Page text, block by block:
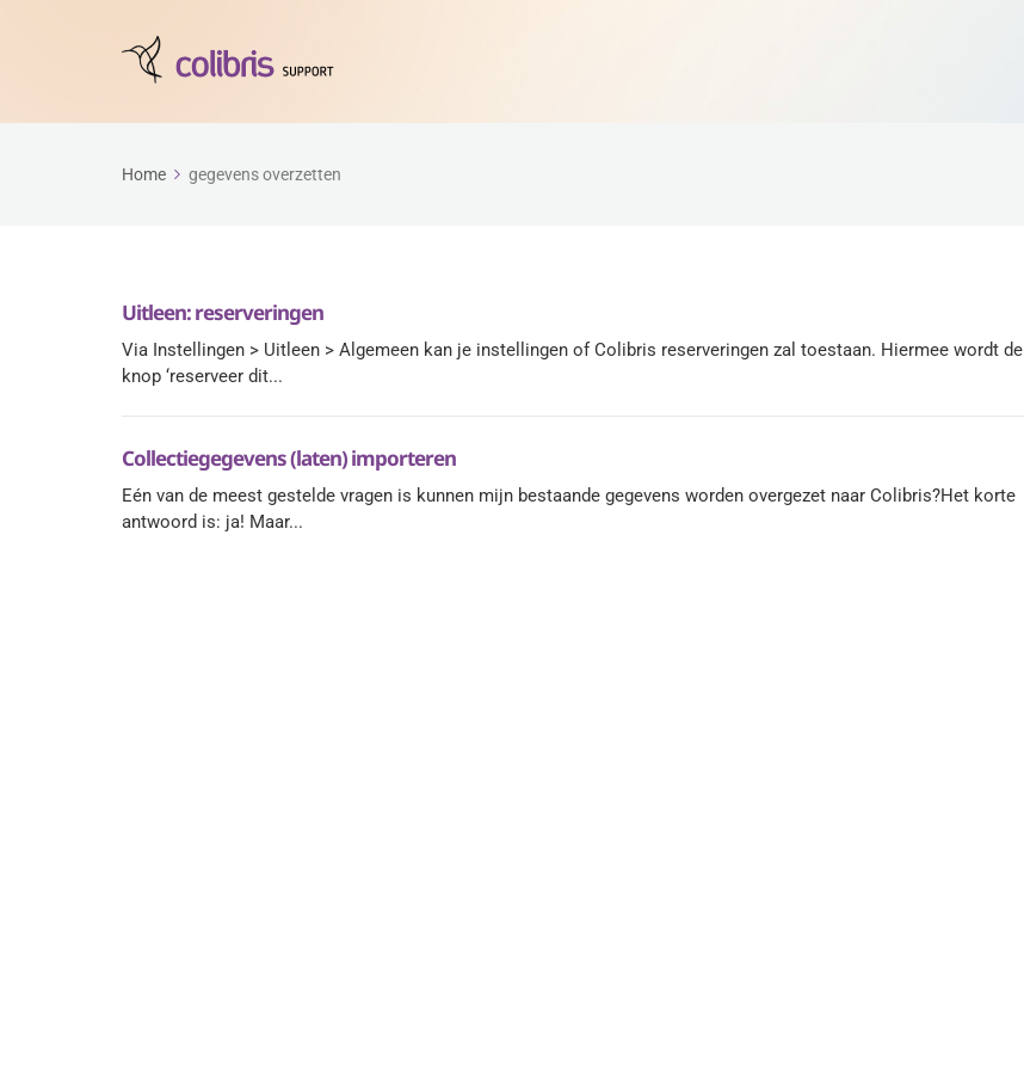
Home gegevens overzetten
Uitleen: reserveringen
Via Instellingen > Uitleen > Algemeen kan je instellingen of Colibris reserveringen zal toestaan. Hiermee wordt de
knop ‘reserveer dit...
Collectiegegevens (laten) importeren
Eén van de meest gestelde vragen is kunnen mijn bestaande gegevens worden overgezet naar Colibris?Het korte
antwoord is: ja! Maar...